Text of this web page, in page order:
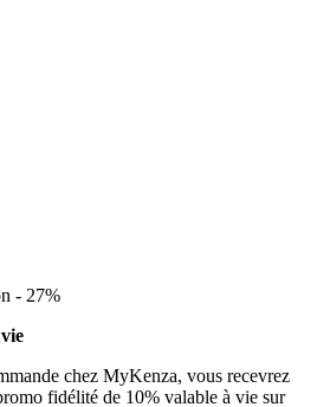
- 27%
chez MyKenza, vous recevrez
fidélité de 10% valable à vie sur